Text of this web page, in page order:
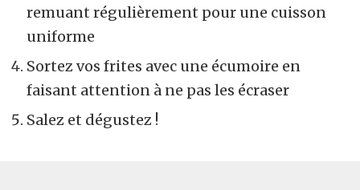
remuant régulièrement pour une cuisson
uniforme
Sortez vos frites avec une écumoire en
faisant attention à ne pas les écraser
Salez et dégustez !